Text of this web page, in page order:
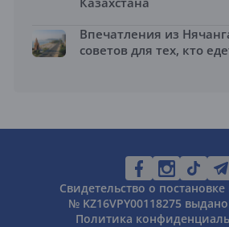
Впечатления из
советов для тех, кто
Свидетельство о
№ KZ16VPY00118275
Политика